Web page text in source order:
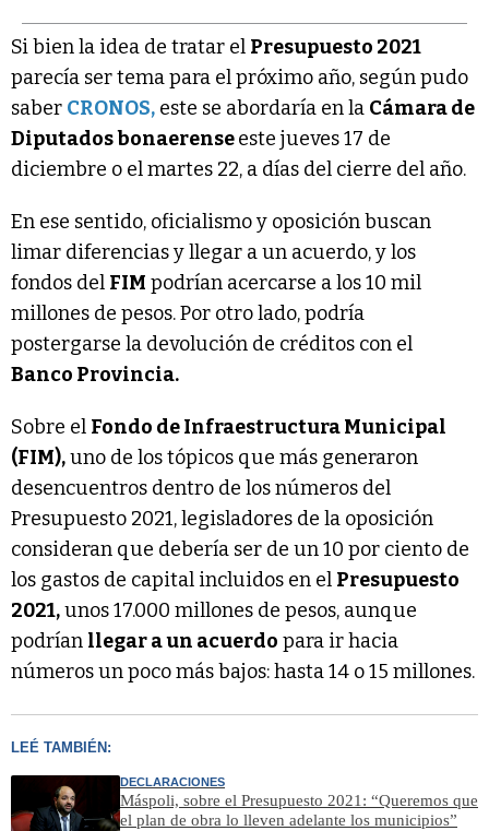
Si bien la idea de tratar el Presupuesto 2021
parecía ser tema para el próximo año, según pudo
saber CRONOS, este se abordaría en la Cámara de
Diputados bonaerenseeste jueves 17 de
diciembre o el martes 22, a días del cierre del año.
En ese sentido, oficialismo y oposición buscan
limar diferencias y llegar a un acuerdo, y los
fondos del FIM podrían acercarse a los 10 mil
millones de pesos. Por otro lado, podría
postergarse la devolución de créditos con el
Banco Provincia.
Sobre el Fondo de Infraestructura Municipal
(FIM),uno de los tópicos que más generaron
desencuentros dentro de los números del
Presupuesto 2021, legisladores de la oposición
consideran que debería ser de un 10 por ciento de
los gastos de capital incluidos en el Presupuesto
2021,unos 17.000 millones de pesos, aunque
podrían llegar a un acuerdo para ir hacia
números un poco más bajos: hasta 14 o 15 millones.
LEÉ TAMBIÉN:
DECLARACIONES
Máspoli, sobre el Presupuesto 2021: “Queremos que
el plan de obra lo lleven adelante los municipios”